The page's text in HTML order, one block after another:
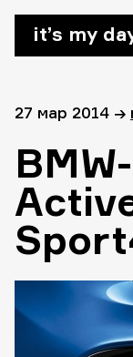
it’s my
27 мар 2014 →